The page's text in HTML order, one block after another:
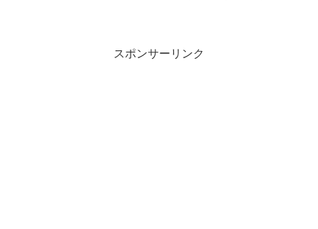
スポンサーリンク